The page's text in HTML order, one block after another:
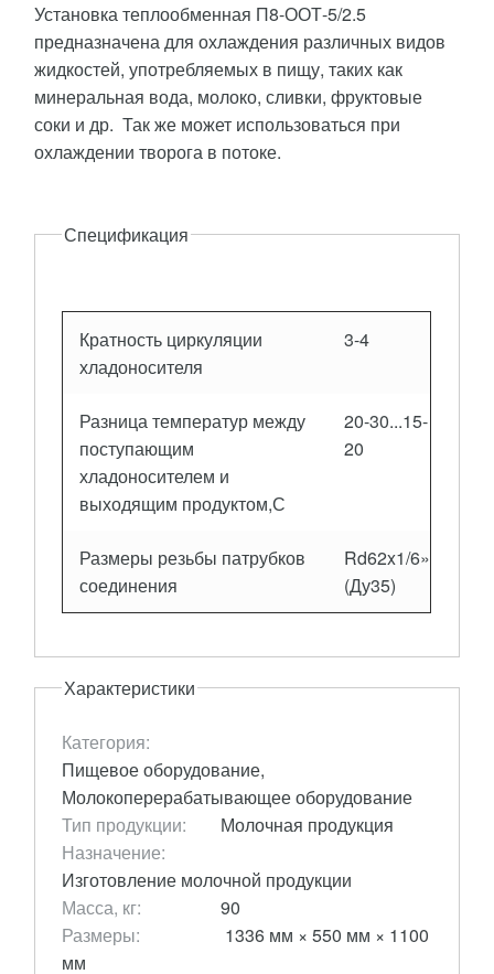
Установка теплообменная П8-ООТ-5/2.5
предназначена для охлаждения различных видов
жидкостей, употребляемых в пищу, таких как
минеральная вода, молоко, сливки, фруктовые
соки и др. Так же может использоваться при
охлаждении творога в потоке.
Описание
Спецификация
Кратность циркуляции
хладоносителя
3-4
Разница температур между
поступающим
хладоносителем и
выходящим продуктом,С
20-30...15-
20
Размеры резьбы патрубков
соединения
Rd62x1/6»
(Ду35)
Характеристики
Категория:
Пищевое оборудование,
Молокоперерабатывающее оборудование
Тип продукции:
Молочная продукция
Назначение:
Изготовление молочной продукции
Масса, кг:
90
Размеры:
1336 мм × 550 мм × 1100
мм